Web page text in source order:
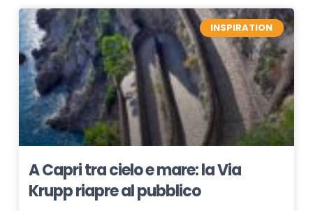
INSPIRATION
A Capri tra cielo e mare: la Via
Krupp riapre al pubblico